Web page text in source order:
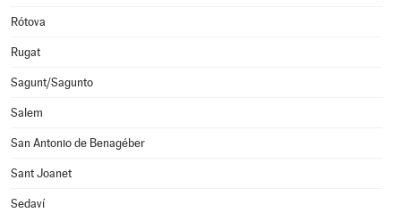
Rótova
Rugat
Sagunt/Sagunto
Salem
San Antonio de Benagéber
Sant Joanet
Sedaví